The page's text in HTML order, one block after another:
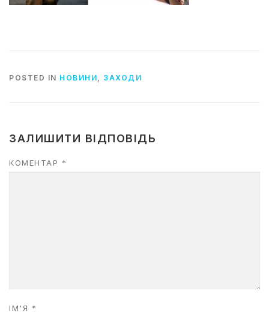
POSTED IN НОВИНИ, ЗАХОДИ
ЗАЛИШИТИ ВІДПОВІДЬ
КОМЕНТАР *
ІМ'Я *